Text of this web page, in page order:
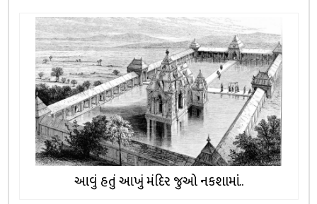
આવું હતું આખું મંદિર જુઓ નકશામાં..